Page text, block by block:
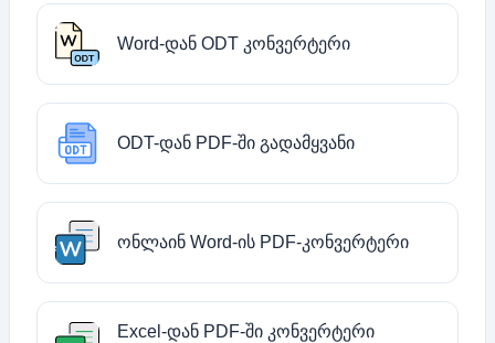
Word-დან ODT კონვერტერი
ODT-დან PDF-ში გადამყვანი
ონლაინ Word-ის PDF-კონვერტერი
Excel-დან PDF-ში კონვერტერი